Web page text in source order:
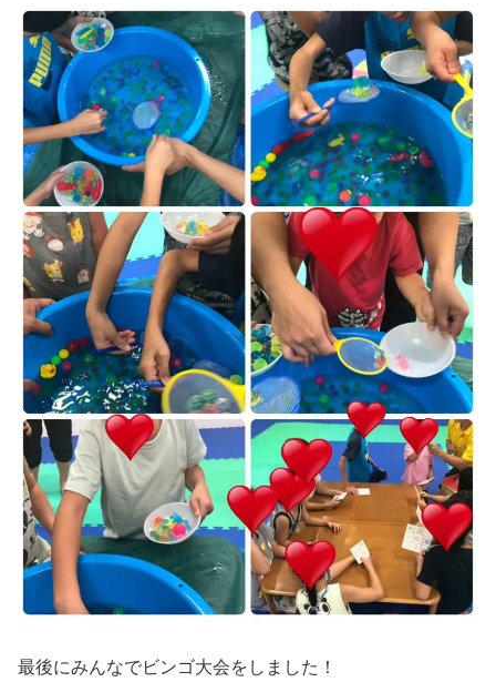
最後にみんなでビンゴ大会をしました！